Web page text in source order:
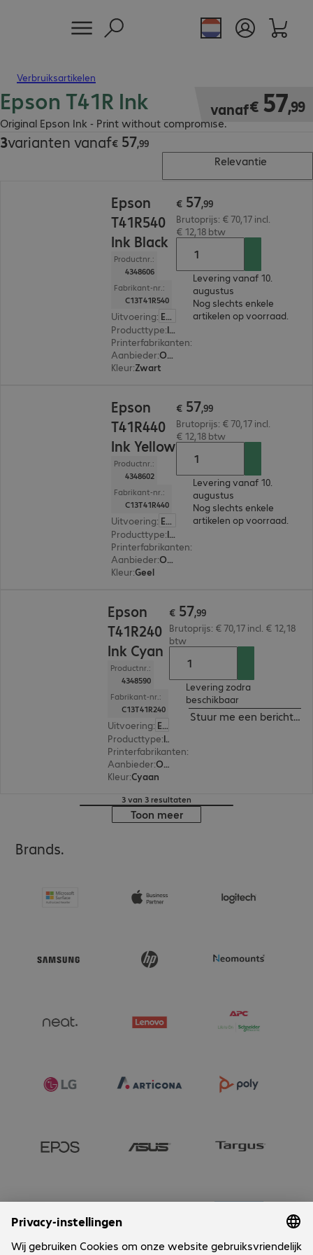
Verbruiksartikelen
Epson T41R Ink
Original Epson Ink - Print without compromise.
vanaf€ 57,99
€ 57,99
3varianten vanaf€ 57,99
€ 57,99
Relevantie
Epson
T41R540
Ink Black
Productnr.:
4348606
Fabrikant-nr.:
C13T41R540
Uitvoering: Europa
Producttype: Ink
Printerfabrikanten:
Aanbieder:
Origineel
Kleur:Zwart
€ 57,99
Brutoprijs: € 70,17 incl.
€ 12,18 btw
Levering vanaf 10.
augustus
Nog slechts enkele
artikelen op voorraad.
Epson
T41R440
Ink Yellow
Productnr.:
4348602
Fabrikant-nr.:
C13T41R440
Uitvoering: Europa
Producttype: Ink
Printerfabrikanten:
Aanbieder:
Origineel
Kleur:Geel
€ 57,99
Brutoprijs: € 70,17 incl.
€ 12,18 btw
Levering vanaf 10.
augustus
Nog slechts enkele
artikelen op voorraad.
Epson
T41R240
Ink Cyan
Productnr.:
4348590
Fabrikant-nr.:
C13T41R240
Uitvoering: Europa
Producttype: Ink
Printerfabrikanten:
Aanbieder:
Origineel
Kleur:Cyaan
€ 57,99
Brutoprijs: € 70,17 incl. € 12,18
btw
Levering zodra
beschikbaar
Stuur me een bericht
3 van 3 resultaten
Toon meer
Brands.